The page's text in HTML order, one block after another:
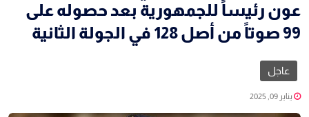
عون رئيساً للجمهورية بعد حصوله على
99 صوتاً من أصل 128 في الجولة الثانية
عاجل
يناير 09, 2025